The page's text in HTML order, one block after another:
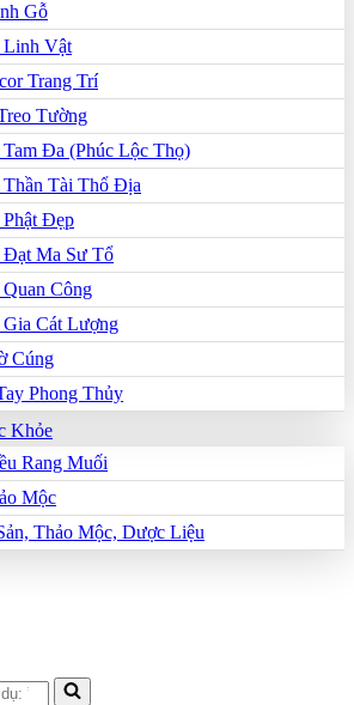
Gỗ
Linh Vật
Trang Trí
Tường
Đa (Phúc Lộc Thọ)
Tài Thổ Địa
Đẹp
Ma Sư Tổ
Công
Cát Lượng
Cúng
Phong Thủy
Khỏe
Rang Muối
Mộc
Thảo Mộc, Dược Liệu